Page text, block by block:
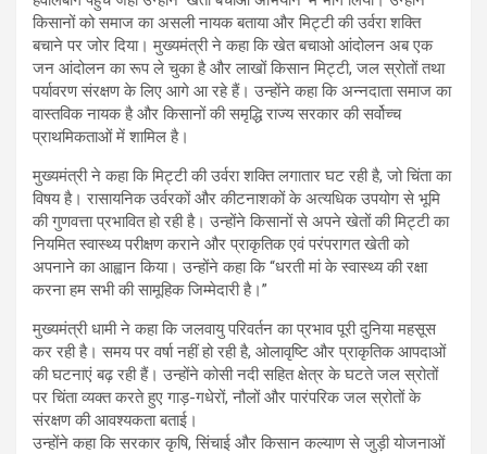
किसानों को समाज का असली नायक बताया और मिट्टी की उर्वरा शक्ति
बचाने पर जोर दिया। मुख्यमंत्री ने कहा कि खेत बचाओ आंदोलन अब एक
जन आंदोलन का रूप ले चुका है और लाखों किसान मिट्टी, जल स्रोतों तथा
पर्यावरण संरक्षण के लिए आगे आ रहे हैं। उन्होंने कहा कि अन्नदाता समाज का
वास्तविक नायक है और किसानों की समृद्धि राज्य सरकार की सर्वोच्च
प्राथमिकताओं में शामिल है।
मुख्यमंत्री ने कहा कि मिट्टी की उर्वरा शक्ति लगातार घट रही है, जो चिंता का
विषय है। रासायनिक उर्वरकों और कीटनाशकों के अत्यधिक उपयोग से भूमि
की गुणवत्ता प्रभावित हो रही है। उन्होंने किसानों से अपने खेतों की मिट्टी का
नियमित स्वास्थ्य परीक्षण कराने और प्राकृतिक एवं परंपरागत खेती को
अपनाने का आह्वान किया। उन्होंने कहा कि “धरती मां के स्वास्थ्य की रक्षा
करना हम सभी की सामूहिक जिम्मेदारी है।”
मुख्यमंत्री धामी ने कहा कि जलवायु परिवर्तन का प्रभाव पूरी दुनिया महसूस
कर रही है। समय पर वर्षा नहीं हो रही है, ओलावृष्टि और प्राकृतिक आपदाओं
की घटनाएं बढ़ रही हैं। उन्होंने कोसी नदी सहित क्षेत्र के घटते जल स्रोतों
पर चिंता व्यक्त करते हुए गाड़-गधेरों, नौलों और पारंपरिक जल स्रोतों के
संरक्षण की आवश्यकता बताई।
उन्होंने कहा कि सरकार कृषि, सिंचाई और किसान कल्याण से जुड़ी योजनाओं